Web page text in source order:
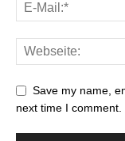
Save my name,
next time I comment.